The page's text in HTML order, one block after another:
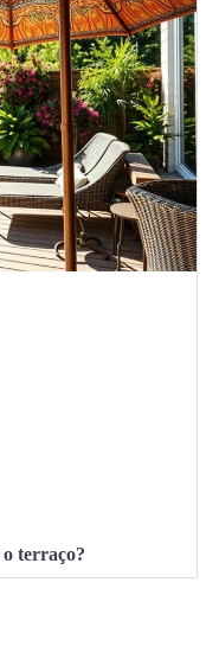
terraço?